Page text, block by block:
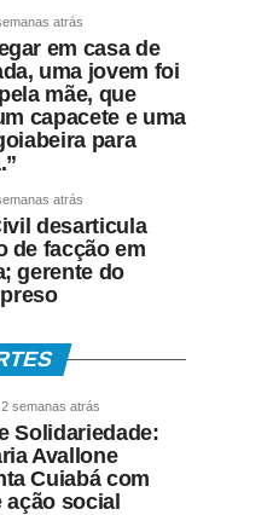
atrás
em casa de
uma jovem foi
mãe, que
capacete e uma
para
atrás
desarticula
de facção em
gerente do
2 semanas atrás
Solidariedade:
Avallone
Cuiabá com
social